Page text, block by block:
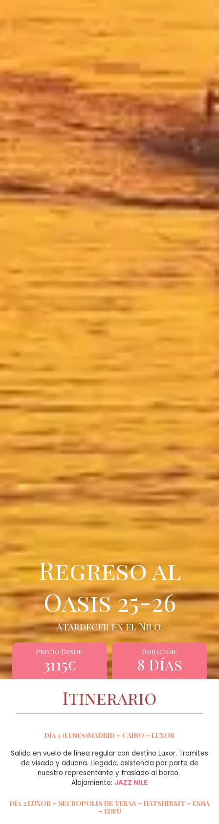
Regreso al
Oasis 25-26
Atardecer en el Nilo.
Precio Desde:
3115€
Duración:
8 Días
Itinerario
Día 1 (Lunes)MADRID – CAIRO – LUXOR
Salida en vuelo de línea regular con destino Luxor. Tramites
de visado y aduana. Llegada, asistencia por parte de
nuestro representante y traslado al barco.
Alojamiento: JAZZ NILE
Día 2 LUXOR – NECROPOLIS DE TEBAS – HATSHIBSIT – ESNA
– EDFU